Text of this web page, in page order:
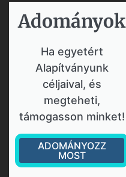
Adományok​
Ha egyetért
Alapítványunk
céljaival, és
megteheti,
támogasson minket!
ADOMÁNYOZZ
MOST